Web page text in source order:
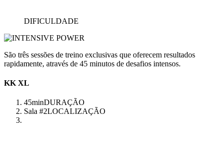
DIFICULDADE
São três sessões de treino exclusivas que oferecem resultados
rapidamente, através de 45 minutos de desafios intensos.
KK XL
45minDURAÇÃO
Sala #2LOCALIZAÇÃO